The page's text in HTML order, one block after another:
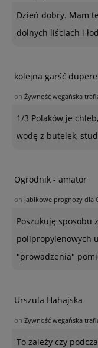
Dzień dobry. Mam
dolnych liściach i
kolejna garść
on Żywność wegańska
1/3 Polaków je
wodę z butelek,
Ogrodnik - amator
on Jabłkowe prognozy dla
Poszukuję sposobu
polipropylenowych
"prowadzenia"
Urszula Hahajska
on Żywność wegańska
To zależy czy